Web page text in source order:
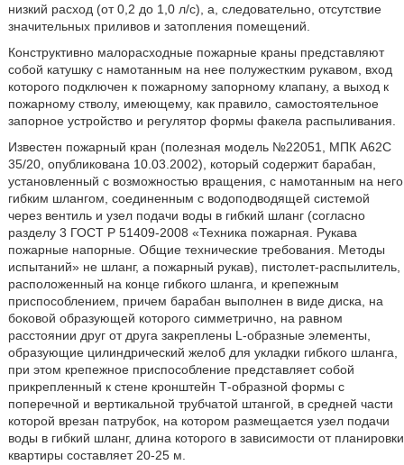
низкий расход (от 0,2 до 1,0 л/с), а, следовательно, отсутствие
значительных приливов и затопления помещений.
Конструктивно малорасходные пожарные краны представляют
собой катушку с намотанным на нее полужестким рукавом, вход
которого подключен к пожарному запорному клапану, а выход к
пожарному стволу, имеющему, как правило, самостоятельное
запорное устройство и регулятор формы факела распыливания.
Известен пожарный кран (полезная модель №22051, МПК А62С
35/20, опубликована 10.03.2002), который содержит барабан,
установленный с возможностью вращения, с намотанным на него
гибким шлангом, соединенным с водоподводящей системой
через вентиль и узел подачи воды в гибкий шланг (согласно
разделу 3 ГОСТ Р 51409-2008 «Техника пожарная. Рукава
пожарные напорные. Общие технические требования. Методы
испытаний» не шланг, а пожарный рукав), пистолет-распылитель,
расположенный на конце гибкого шланга, и крепежным
приспособлением, причем барабан выполнен в виде диска, на
боковой образующей которого симметрично, на равном
расстоянии друг от друга закреплены L-образные элементы,
образующие цилиндрический желоб для укладки гибкого шланга,
при этом крепежное приспособление представляет собой
прикрепленный к стене кронштейн Т-образной формы с
поперечной и вертикальной трубчатой штангой, в средней части
которой врезан патрубок, на котором размещается узел подачи
воды в гибкий шланг, длина которого в зависимости от планировки
квартиры составляет 20-25 м.